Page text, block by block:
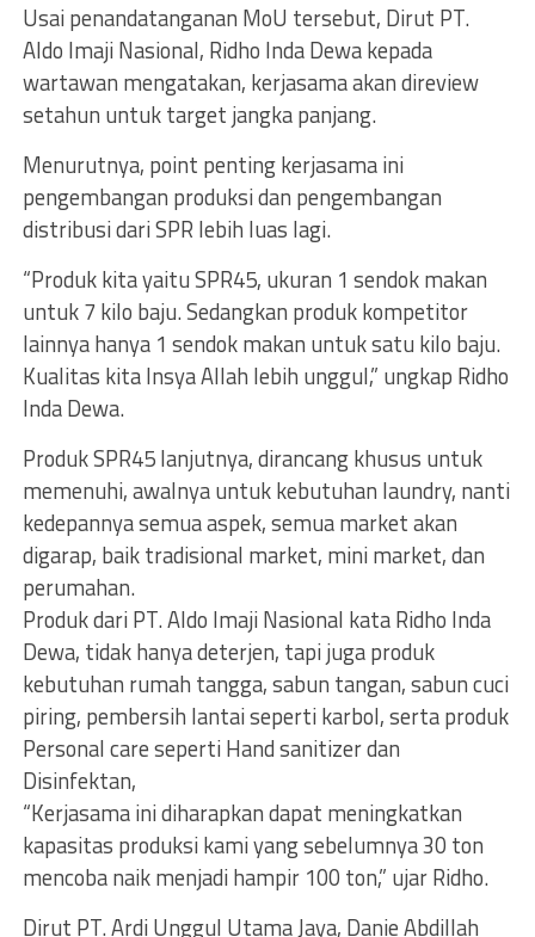
Usai penandatanganan MoU tersebut, Dirut PT.
Aldo Imaji Nasional, Ridho Inda Dewa kepada
wartawan mengatakan, kerjasama akan direview
setahun untuk target jangka panjang.
Menurutnya, point penting kerjasama ini
pengembangan produksi dan pengembangan
distribusi dari SPR lebih luas lagi.
“Produk kita yaitu SPR45, ukuran 1 sendok makan
untuk 7 kilo baju. Sedangkan produk kompetitor
lainnya hanya 1 sendok makan untuk satu kilo baju.
Kualitas kita Insya Allah lebih unggul,” ungkap Ridho
Inda Dewa.
Produk SPR45 lanjutnya, dirancang khusus untuk
memenuhi, awalnya untuk kebutuhan laundry, nanti
kedepannya semua aspek, semua market akan
digarap, baik tradisional market, mini market, dan
perumahan.
Produk dari PT. Aldo Imaji Nasional kata Ridho Inda
Dewa, tidak hanya deterjen, tapi juga produk
kebutuhan rumah tangga, sabun tangan, sabun cuci
piring, pembersih lantai seperti karbol, serta produk
Personal care seperti Hand sanitizer dan
Disinfektan,
“Kerjasama ini diharapkan dapat meningkatkan
kapasitas produksi kami yang sebelumnya 30 ton
mencoba naik menjadi hampir 100 ton,” ujar Ridho.
Dirut PT. Ardi Unggul Utama Jaya, Danie Abdillah